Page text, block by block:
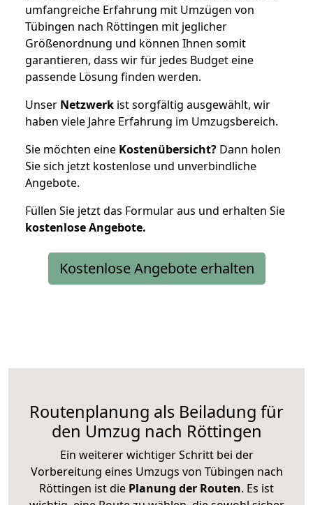
umfangreiche Erfahrung mit Umzügen von
Tübingen nach Röttingen mit jeglicher
Größenordnung und können Ihnen somit
garantieren, dass wir für jedes Budget eine
passende Lösung finden werden.
Unser Netzwerk ist sorgfältig ausgewählt, wir
haben viele Jahre Erfahrung im Umzugsbereich.
Sie möchten eine Kostenübersicht? Dann holen
Sie sich jetzt kostenlose und unverbindliche
Angebote.
Füllen Sie jetzt das Formular aus und erhalten Sie
kostenloseAngebote.
Kostenlose Angebote erhalten
Routenplanung als Beiladung für
den Umzug nach Röttingen
Ein weiterer wichtiger Schritt bei der
Vorbereitung eines Umzugs von Tübingen nach
Röttingen ist die Planung der Routen. Es ist